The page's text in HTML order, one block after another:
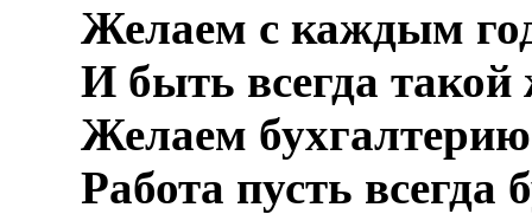
Желаем с каждым
И быть всегда
Желаем бухгалтерию
Работа пусть всегда